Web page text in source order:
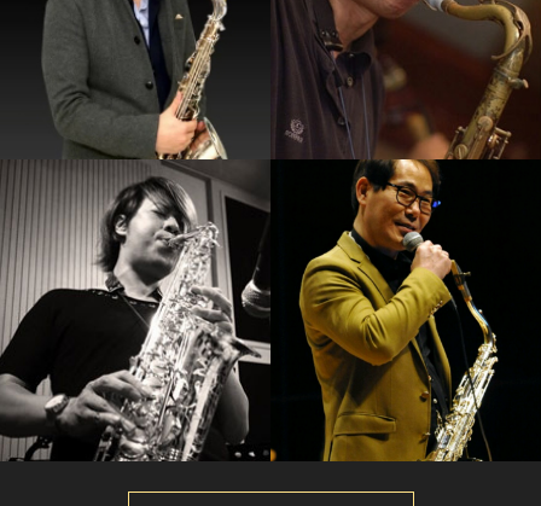
임정윤
강의보기
신강균
강의보기
손민
강의보기
석성노
강의보기